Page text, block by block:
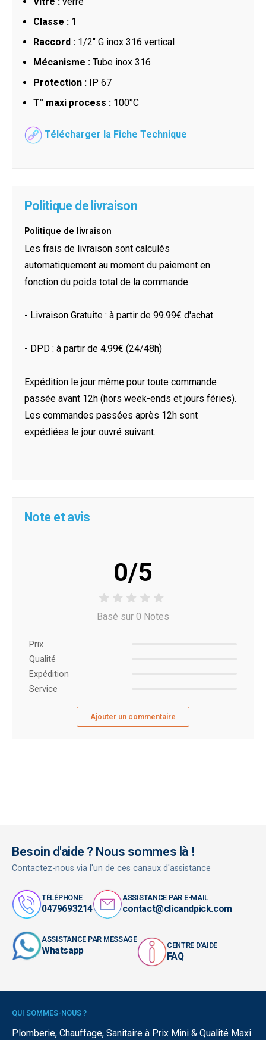
Classe : 1
Raccord : 1/2" G inox 316 vertical
Mécanisme : Tube inox 316
Protection : IP 67
T° maxi process : 100°C
Télécharger la Fiche Technique
Politique de livraison
Politique de livraison
Les frais de livraison sont calculés
automatiquement au moment du paiement en
fonction du poids total de la commande.
- Livraison Gratuite : à partir de 99.99€ d'achat.
- DPD : à partir de 4.99€ (24/48h)
Expédition le jour même pour toute commande
passée avant 12h (hors week-ends et jours féries).
Les commandes passées après 12h sont
expédiées le jour ouvré suivant.
Note et avis
0/5
Basé sur 0 Notes
Prix ​​
Qualité
Expédition
Service
Ajouter un commentaire
Besoin d'aide ? Nous sommes là !
Contactez-nous via l'un de ces canaux d'assistance
TÉLÉPHONE
0479693214
ASSISTANCE PAR E-MAIL
contact@clicandpick.com
ASSISTANCE PAR MESSAGE
Whatsapp CENTRE D'AIDE
FAQ
QUI SOMMES-NOUS ?
Plomberie, Chauffage, Sanitaire à Prix Mini & Qualité Maxi